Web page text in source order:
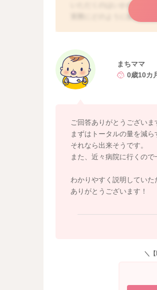
いただくのはいかがでしょ
実際にどのように授乳を
または一度受診をされてみ
そのまま様子を見るのでい
いかがでしょうか？
まちママ
0歳10カ
ご回答ありがとうございま
まずはトータルの量を減ら
それなら出来そうです。
また、近々病院に行くので
わかりやすく説明していた
ありがとうございます！
＼